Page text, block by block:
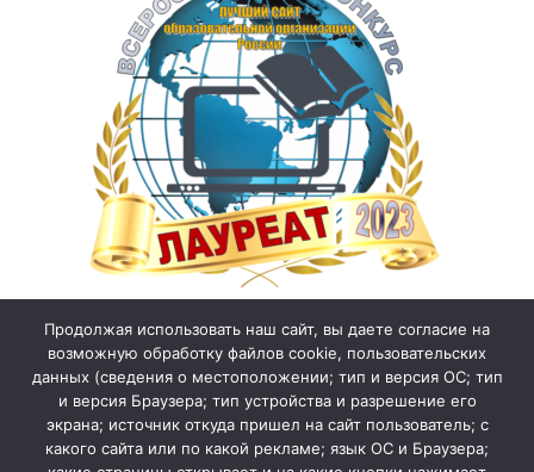
Продолжая использовать наш сайт, вы даете согласие на
возможную обработку файлов cookie, пользовательских
данных (сведения о местоположении; тип и версия ОС; тип
и версия Браузера; тип устройства и разрешение его
экрана; источник откуда пришел на сайт пользователь; с
какого сайта или по какой рекламе; язык ОС и Браузера;